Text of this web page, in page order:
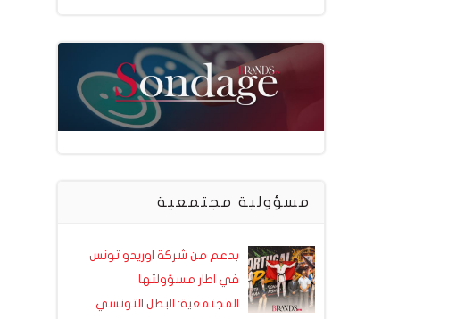
مسؤولية مجتمعية
بدعم من شركة اوريدو تونس
في اطار مسؤولتها
المجتمعية: البطل التونسي